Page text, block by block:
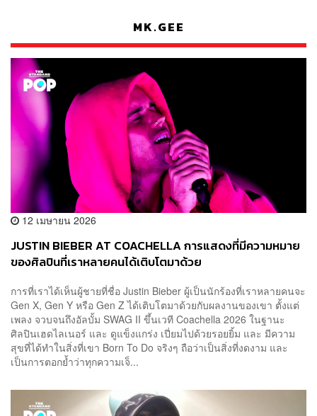
MK.GEE
12 เมษายน 2026
JUSTIN BIEBER AT COACHELLA การแสดงที่มีความหมาย
ของศิลปินที่เราหลายคนได้เติบโตมาด้วย
การที่เราได้เห็นผู้ชายที่ชื่อ Justin Bieber ผู้เป็นนักร้องที่เราหลายคนจะ
Gen X, Gen Y หรือ Gen Z ได้เติบโตมาด้วยกับผลงานของเขา ตั้งแต่
เพลง จวบจนถึงอัลบั้ม SWAG II ขึ้นเวที Coachella 2026 ในฐานะ
ศิลปินเฮดไลเนอร์ และ ดูแข็งแกร่ง เปี่ยมไปด้วยรอยยิ้ม และ มีความ
สุขที่ได้ทำในสิ่งที่เขา Born To Do จริงๆ ถือว่าเป็นสิ่งที่งดงาม และ
เป็นการตอกย้ำว่าทุกความเจ็...